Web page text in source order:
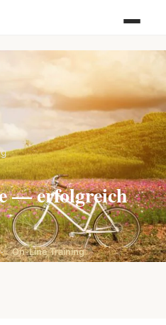
— erfolgreich
· On-Line Training